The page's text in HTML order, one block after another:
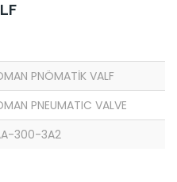
PNÖMATİK VALF
PNEUMATIC VALVE
300-3A2